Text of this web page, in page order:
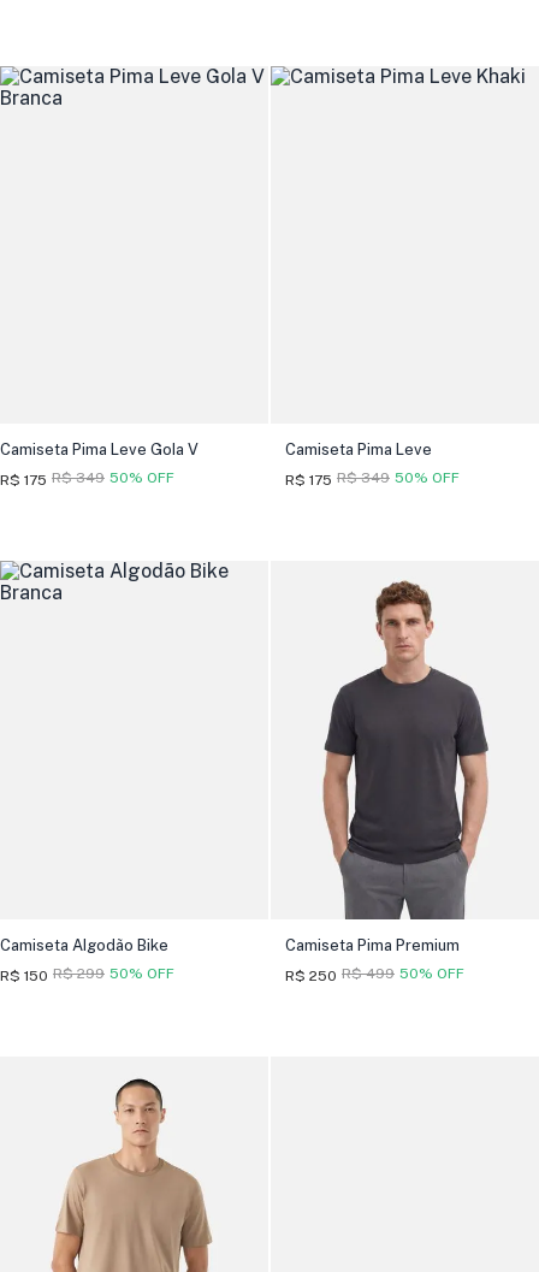
Camiseta Pima Leve Gola V
R$ 175 50% OFF
R$ 349
Camiseta Pima Leve
R$ 175 50% OFF
R$ 349
Camiseta Algodão Bike
R$ 150 50% OFF
R$ 299
Camiseta Pima Premium
R$ 250 50% OFF
R$ 499